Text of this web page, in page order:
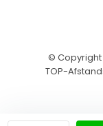
© Copyright
TOP-